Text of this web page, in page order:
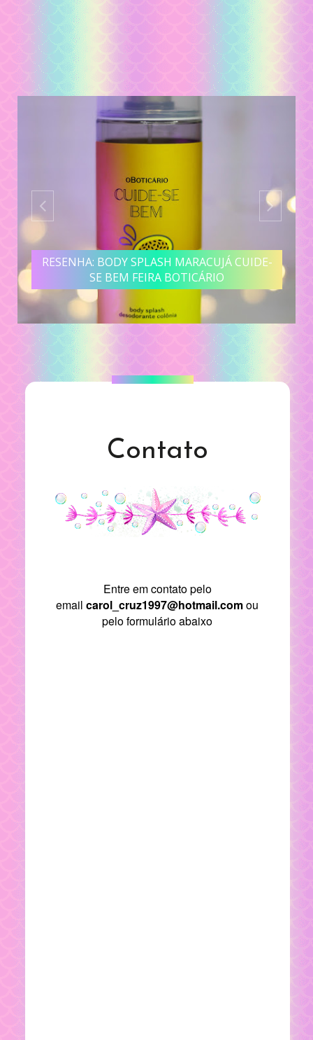
RESENHA: LOÇÃO HIDRATANTE BANANA
CUIDE-SE BEM FEIRA BOTICÁRIO
Contato
Entre em contato pelo
emailcarol_cruz1997@hotmail.comou
pelo formulário abaixo